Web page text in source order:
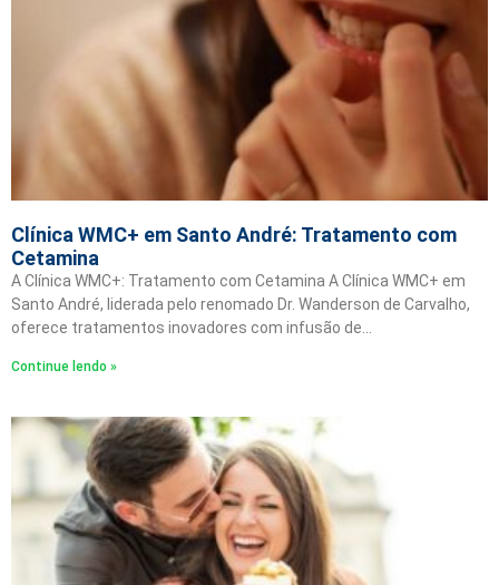
Clínica WMC+ em Santo André: Tratamento com
Cetamina
A Clínica WMC+: Tratamento com Cetamina A Clínica WMC+ em
Santo André, liderada pelo renomado Dr. Wanderson de Carvalho,
oferece tratamentos inovadores com infusão de…
Continue lendo »